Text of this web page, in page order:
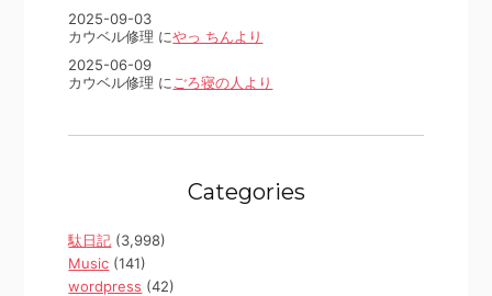
2025-09-03
カウベル修理 にやっ ちんより
2025-06-09
カウベル修理 に ごろ寝の人より
Categories
駄日記 (3,998)
Music (141)
wordpress (42)